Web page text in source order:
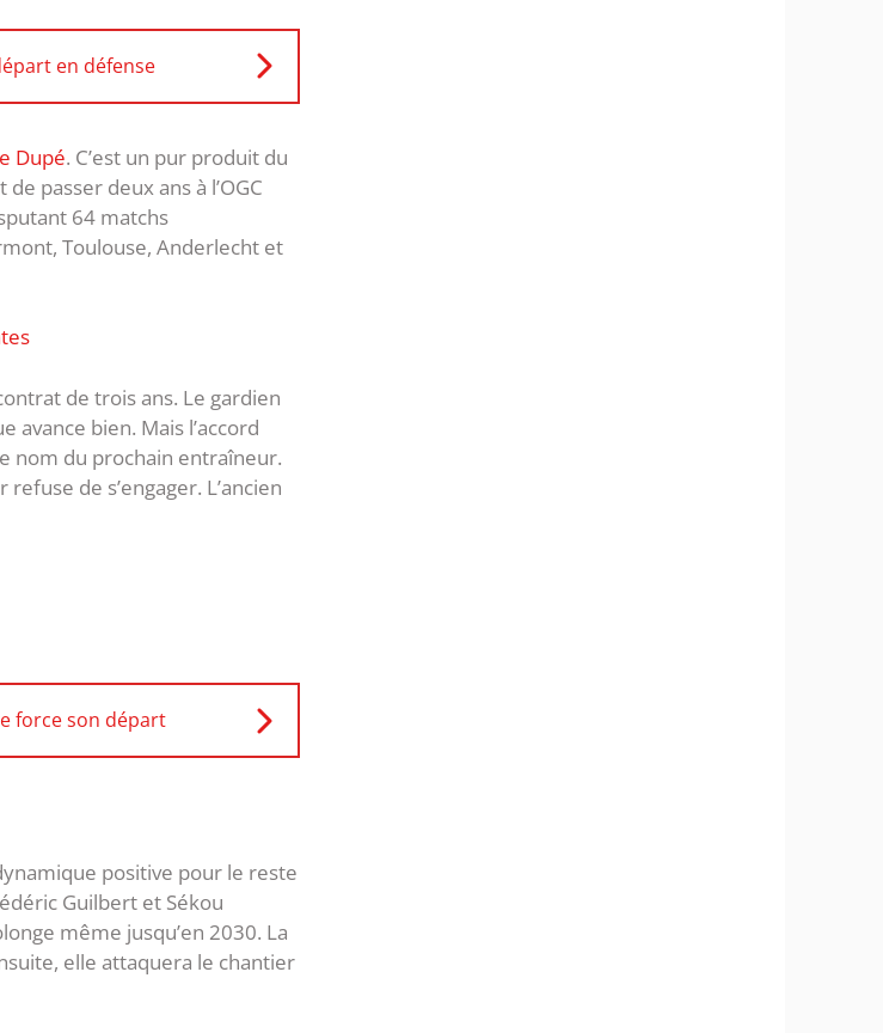
en défense
Dupé. C’est un pur produit du
passer deux ans à l’OGC
64 matchs
Toulouse, Anderlecht et
de trois ans. Le gardien
avance bien. Mais l’accord
nom du prochain entraîneur.
de s’engager. L’ancien
force son départ
positive pour le reste
Guilbert et Sékou
même jusqu’en 2030. La
elle attaquera le chantier